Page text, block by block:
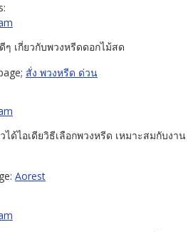
เกี่ยวกับพวงหรีดดอกไม้สด
สั่ง พวงหรีด ด่วน
ด้ไอเดียวิธีเลือกพวงหรีด เหมาะสมกับงาน
Aorest